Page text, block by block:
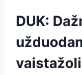
DUK: